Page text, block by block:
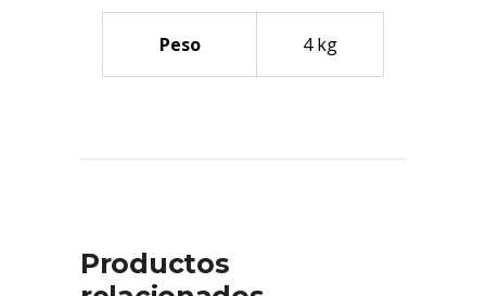
Peso 4 kg
Productos